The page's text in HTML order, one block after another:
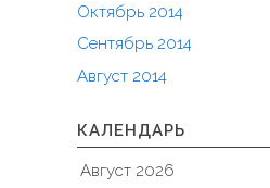
Октябрь 2014
Сентябрь 2014
Август 2014
КАЛЕНДАРЬ
Август 2026